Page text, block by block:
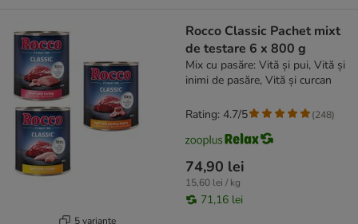
5 variante
Rocco Classic Pachet mixt
de testare 6 x 800 g
Mix cu pasăre: Vită și pui, Vită și
inimi de pasăre, Vită și curcan
74,90 lei
15,60 lei / kg
71,16 lei
Rating: 4.7/5 (248)